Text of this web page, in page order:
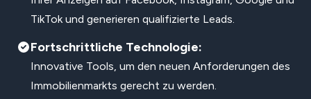
TikTok und generieren qualifizierte Leads.
Fortschrittliche Technologie:
Innovative Tools, um den neuen Anforderungen des
Immobilienmarkts gerecht zu werden.